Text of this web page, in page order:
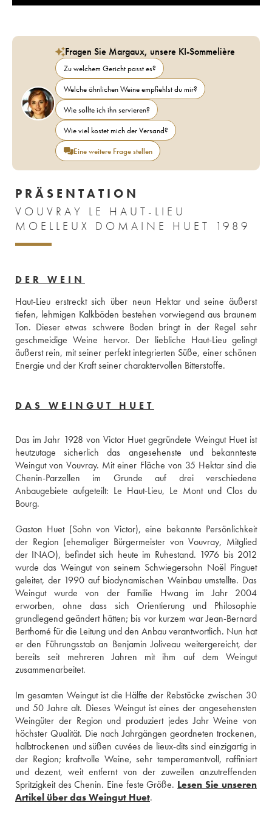
Fragen Sie Margaux, unsere KI-Sommelière
Zu welchem Gericht passt es?
Welche ähnlichen Weine empfiehlst du mir?
Wie sollte ich ihn servieren?
Wie viel kostet mich der Versand?
Eine weitere Frage stellen
PRÄSENTATION
VOUVRAY LE HAUT-LIEU
MOELLEUX DOMAINE HUET 1989
DER WEIN
Haut-Lieu erstreckt sich über neun Hektar und seine äußerst
tiefen, lehmigen Kalkböden bestehen vorwiegend aus braunem
Ton. Dieser etwas schwere Boden bringt in der Regel sehr
geschmeidige Weine hervor. Der liebliche Haut-Lieu gelingt
äußerst rein, mit seiner perfekt integrierten Süße, einer schönen
Energie und der Kraft seiner charaktervollen Bitterstoffe.
DAS WEINGUT HUET
Das im Jahr 1928 von Victor Huet gegründete Weingut Huet ist
heutzutage sicherlich das angesehenste und bekannteste
Weingut von Vouvray. Mit einer Fläche von 35 Hektar sind die
Chenin-Parzellen im Grunde auf drei verschiedene
Anbaugebiete aufgeteilt: Le Haut-Lieu, Le Mont und Clos du
Bourg.
Gaston Huet (Sohn von Victor), eine bekannte Persönlichkeit
der Region (ehemaliger Bürgermeister von Vouvray, Mitglied
der INAO), befindet sich heute im Ruhestand. 1976 bis 2012
wurde das Weingut von seinem Schwiegersohn Noël Pinguet
geleitet, der 1990 auf biodynamischen Weinbau umstellte. Das
Weingut wurde von der Familie Hwang im Jahr 2004
erworben, ohne dass sich Orientierung und Philosophie
grundlegend geändert hätten; bis vor kurzem war Jean-Bernard
Berthomé für die Leitung und den Anbau verantwortlich. Nun hat
er den Führungsstab an Benjamin Joliveau weitergereicht, der
bereits seit mehreren Jahren mit ihm auf dem Weingut
zusammenarbeitet.
Im gesamten Weingut ist die Hälfte der Rebstöcke zwischen 30
und 50 Jahre alt. Dieses Weingut ist eines der angesehensten
Weingüter der Region und produziert jedes Jahr Weine von
höchster Qualität. Die nach Jahrgängen geordneten trockenen,
halbtrockenen und süßen cuvées de lieux-dits sind einzigartig in
der Region; kraftvolle Weine, sehr temperamentvoll, raffiniert
und dezent, weit entfernt von der zuweilen anzutreffenden
Spritzigkeit des Chenin. Eine feste Größe. Lesen Sie unseren
Artikel über das Weingut Huet.